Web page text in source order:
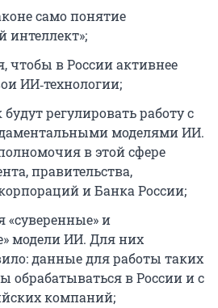
само понятие
интеллект»;
чтобы в России активнее
ИИ‑технологии;
будут регулировать работу с
моделями ИИ.
в этой сфере
правительства,
и Банка России;
«суверенные» и
модели ИИ. Для них
данные для работы таких
обрабатываться в России и с
компаний;